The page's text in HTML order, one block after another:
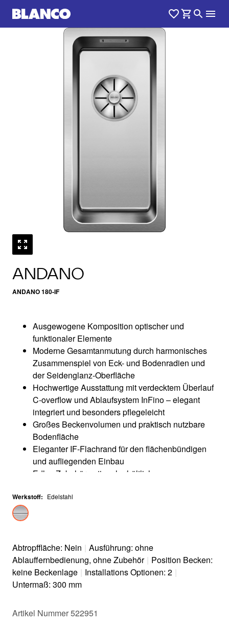
ANDANO
ANDANO 180-IF
/0
Ausgewogene Komposition optischer und
funktionaler Elemente
Moderne Gesamtanmutung durch harmonisches
Zusammenspiel von Eck- und Bodenradien und
der Seidenglanz-Oberfläche
Hochwertige Ausstattung mit verdecktem Überlauf
C-overflow und Ablaufsystem InFino – elegant
integriert und besonders pflegeleicht
Großes Beckenvolumen und praktisch nutzbare
Bodenfläche
Eleganter IF-Flachrand für den flächenbündigen
und aufliegenden Einbau
Edles Zubehör optional erhältlich
Werkstoff: Edelstahl
Abtropffläche: Nein | Ausführung: ohne
Ablauffernbedienung, ohne Zubehör | Position Becken:
keine Beckenlage | Installations Optionen: 2 |
Untermaß: 300 mm
Artikel Nummer 522951